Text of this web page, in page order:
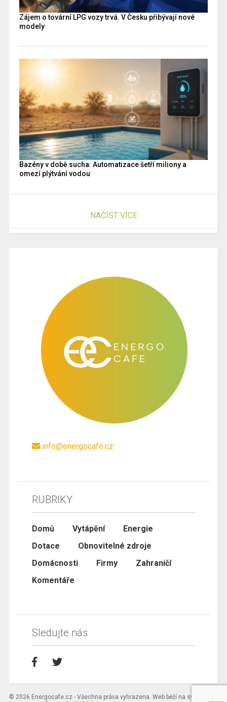
Zájem o tovární LPG vozy trvá. V Česku přibývají nové
modely
Bazény v době sucha: Automatizace šetří miliony a
omezí plýtvání vodou
NAČÍST VÍCE
info@energocafe.cz
RUBRIKY
Domů Vytápění
Energie
Dotace
Obnovitelné zdroje
Domácnosti
Firmy
Zahraničí
Komentáře
Sledujte nás
© 2026 Energocafe.cz - Všechna práva vyhrazena. Web běží na systému